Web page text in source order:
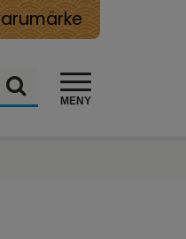
Sök
MENY